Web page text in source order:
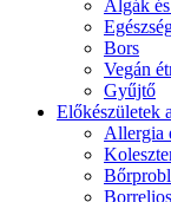
Algák
Bors
Vegán
Gyűjtő
Előkészületek
Allergia